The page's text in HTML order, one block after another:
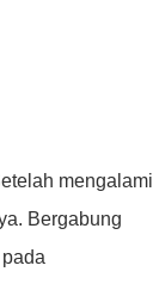
mengalami
Bergabung